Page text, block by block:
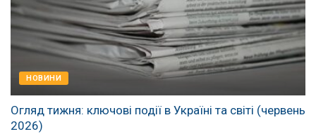
НОВИНИ
Огляд тижня: ключові події в Україні та світі (червень
2026)